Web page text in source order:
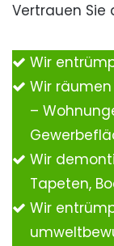
Vertrauen Sie
Wir
Wir
–
Wir
Tapeten,
Wir